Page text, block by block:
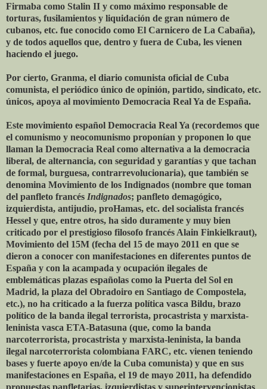
Firmaba como Stalin II y como máximo responsable de
torturas, fusilamientos y liquidación de gran número de
cubanos, etc. fue conocido como El Carnicero de La Cabaña),
y de todos aquellos que, dentro y fuera de Cuba, les vienen
haciendo el juego.
Por cierto, Granma, el diario comunista oficial de Cuba
comunista, el periódico único de opinión, partido, sindicato, etc.
únicos, apoya al movimiento Democracia Real Ya de España.
Este movimiento español Democracia Real Ya (recordemos que
el comunismo y neocomunismo proponían y proponen lo que
llaman la Democracia Real como alternativa a la democracia
liberal, de alternancia, con seguridad y garantías y que tachan
de formal, burguesa, contrarrevolucionaria), que también se
denomina Movimiento de los Indignados (nombre que toman
del panfleto francés Indignados; panfleto demagógico,
izquierdista, antijudio, proHamas, etc. del socialista francés
Hessel y que, entre otros, ha sido duramente y muy bien
criticado por el prestigioso filosofo francés Alain Finkielkraut),
Movimiento del 15M (fecha del 15 de mayo 2011 en que se
dieron a conocer con manifestaciones en diferentes puntos de
España y con la acampada y ocupación ilegales de
emblemáticas plazas españolas como la Puerta del Sol en
Madrid, la plaza del Obradoiro en Santiago de Compostela,
etc.), no ha criticado a la fuerza política vasca Bildu, brazo
político de la banda ilegal terrorista, procastrista y marxista-
leninista vasca ETA-Batasuna (que, como la banda
narcoterrorista, procastrista y marxista-leninista, la banda
ilegal narcoterrorista colombiana FARC, etc. vienen teniendo
bases y fuerte apoyo en/de la Cuba comunista) y que en sus
manifestaciones en España, el 19 de mayo 2011, ha defendido
propuestas panfletarias, izquierdistas y superintervencionistas